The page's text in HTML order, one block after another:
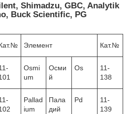
Shimadzu, GBC, Analytik
Buck Scientific, PG
Элемент Кат.№
Osmi
um
Осми
й
Os
11-
138
Pallad
ium
Пала
дий
Pd
11-
139